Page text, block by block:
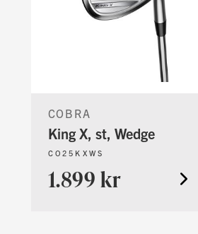
COBRA
King X, st, Wedge
CO25KXWS
1.899 kr